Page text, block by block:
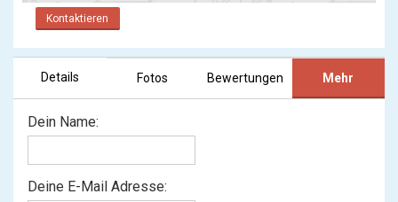
Kontaktieren
Details Fotos Bewertungen Mehr
Dein Name:
Deine E-Mail Adresse: